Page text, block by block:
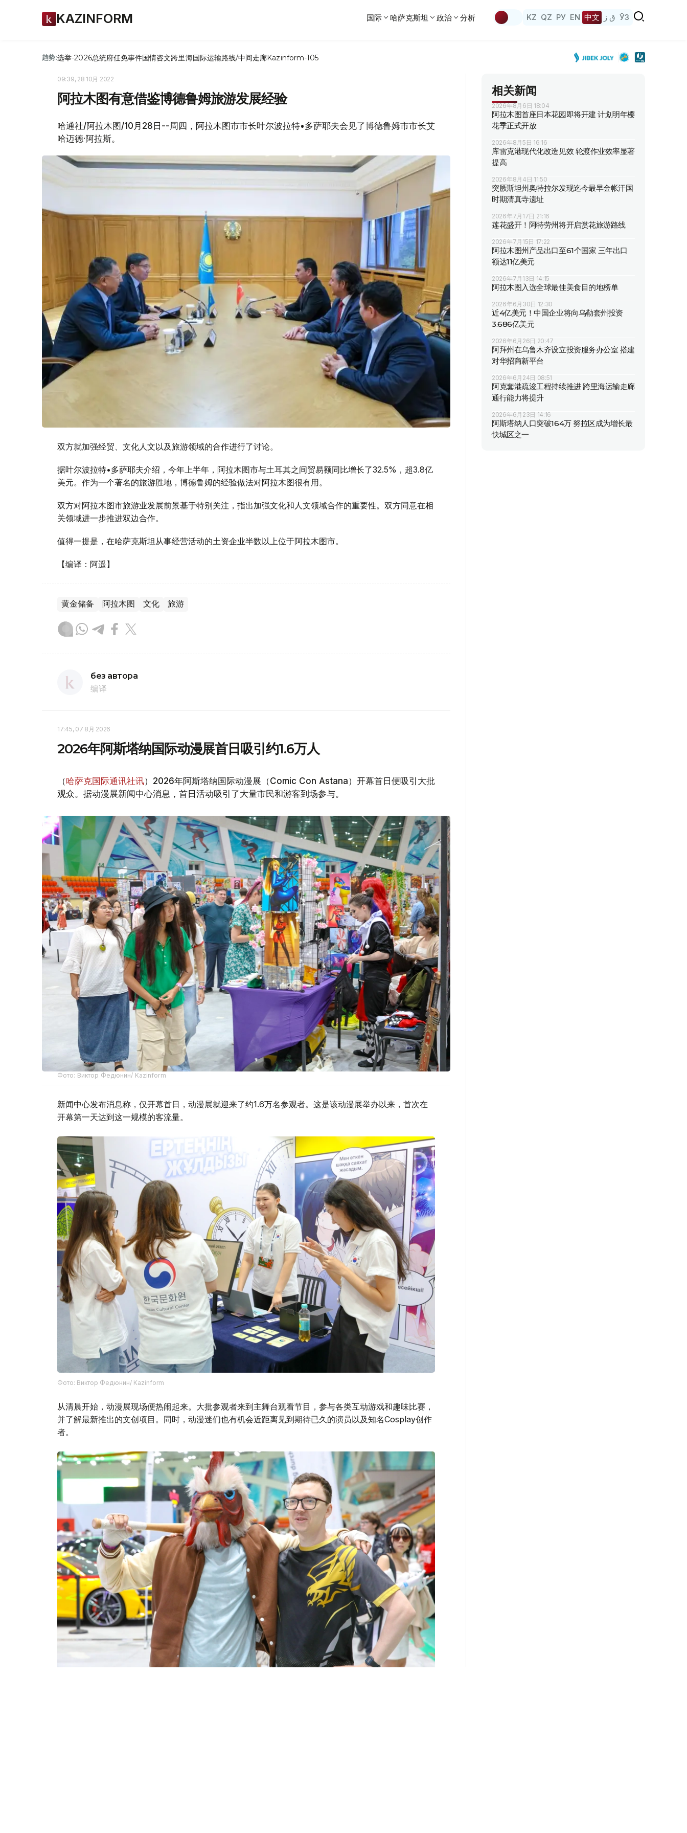
KAZINFORM 国际 哈萨克斯坦 政治 分析 KZ QZ РУ EN 中文 ق ز ЎЗ
趋势:选举-2026总统府任免事件国情咨文跨里海国际运输路线/中间走廊Kazinform-105
09:39, 28 10月 2022
阿拉木图有意借鉴博德鲁姆旅游发展经验
哈通社/阿拉木图/10月28日--周四，阿拉木图市市长叶尔波拉特•多萨耶夫会见了博德鲁姆市市长艾
哈迈德·阿拉斯。
双方就加强经贸、文化人文以及旅游领域的合作进行了讨论。
据叶尔波拉特•多萨耶夫介绍，今年上半年，阿拉木图市与土耳其之间贸易额同比增长了32.5%，超3.8亿
美元。作为一个著名的旅游胜地，博德鲁姆的经验做法对阿拉木图很有用。
双方对阿拉木图市旅游业发展前景基于特别关注，指出加强文化和人文领域合作的重要性。双方同意在相
关领域进一步推进双边合作。
值得一提是，在哈萨克斯坦从事经营活动的土资企业半数以上位于阿拉木图市。
【编译：阿遥】
黄金储备 阿拉木图 文化 旅游
без автора
编译
17:45, 07 8月 2026
2026年阿斯塔纳国际动漫展首日吸引约1.6万人
（哈萨克国际通讯社讯）2026年阿斯塔纳国际动漫展（Comic Con Astana）开幕首日便吸引大批
观众。据动漫展新闻中心消息，首日活动吸引了大量市民和游客到场参与。
Фото: Виктор Федюнин/ Kazinform
新闻中心发布消息称，仅开幕首日，动漫展就迎来了约1.6万名参观者。这是该动漫展举办以来，首次在
开幕第一天达到这一规模的客流量。
Фото: Виктор Федюнин/ Kazinform
从清晨开始，动漫展现场便热闹起来。大批参观者来到主舞台观看节目，参与各类互动游戏和趣味比赛，
并了解最新推出的文创项目。同时，动漫迷们也有机会近距离见到期待已久的演员以及知名Cosplay创作
者。
相关新闻
2026年8月6日 18:04
阿拉木图首座日本花园即将开建 计划明年樱
花季正式开放
2026年8月5日 16:16
库雷克港现代化改造见效 轮渡作业效率显著
提高
2026年8月4日 11:50
突厥斯坦州奥特拉尔发现迄今最早金帐汗国
时期清真寺遗址
2026年7月17日 21:16
莲花盛开！阿特劳州将开启赏花旅游路线
2026年7月15日 17:22
阿拉木图州产品出口至61个国家 三年出口
额达11亿美元
2026年7月13日 14:15
阿拉木图入选全球最佳美食目的地榜单
2026年6月30日 12:30
近4亿美元！中国企业将向乌勒套州投资
3.686亿美元
2026年6月26日 20:47
阿拜州在乌鲁木齐设立投资服务办公室 搭建
对华招商新平台
2026年6月24日 08:51
阿克套港疏浚工程持续推进 跨里海运输走廊
通行能力将提升
2026年6月23日 14:16
阿斯塔纳人口突破164万 努拉区成为增长最
快城区之一